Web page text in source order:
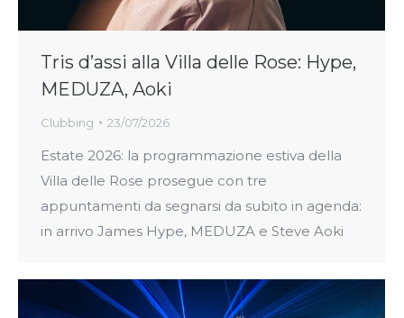
Tris d’assi alla Villa delle Rose: Hype,
MEDUZA, Aoki
Clubbing 23/07/2026
Estate 2026: la programmazione estiva della
Villa delle Rose prosegue con tre
appuntamenti da segnarsi da subito in agenda:
in arrivo James Hype, MEDUZA e Steve Aoki